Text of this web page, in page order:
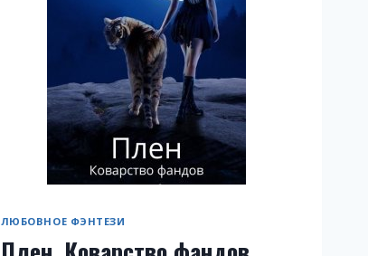
ЛЮБОВНОЕ ФЭНТЕЗИ